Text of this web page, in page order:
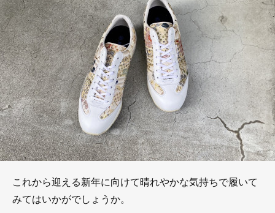
これから迎える新年に向けて晴れやかな気持ちで履いて
みてはいかがでしょうか。